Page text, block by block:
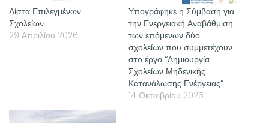
Λίστα Επιλεγμένων
Σχολείων
29 Απριλίου 2026
Υπογράφηκε η Σύμβαση για
την Ενεργειακή Αναβάθμιση
των επόμενων δύο
σχολείων που συμμετέχουν
στο έργο “Δημιουργία
Σχολείων Μηδενικής
Κατανάλωσης Ενέργειας”
14 Οκτωβρίου 2025